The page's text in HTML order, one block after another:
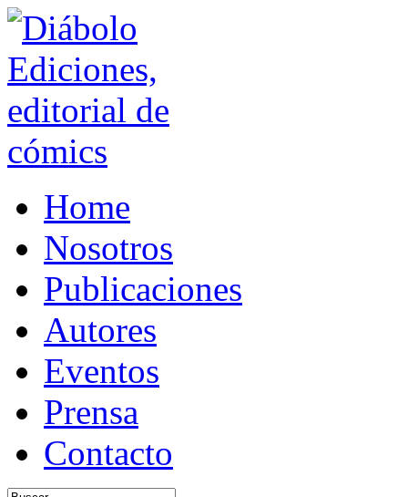
Home
Nosotros
Publicaciones
Autores
Eventos
Prensa
Contacto